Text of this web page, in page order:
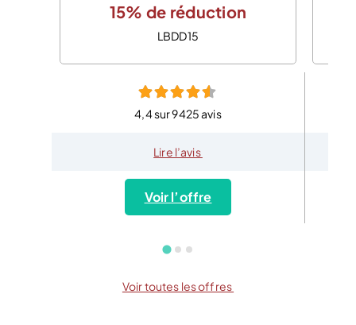
15% de réduction
LBDD15
4,4 sur 9425 avis
Lire l’avis
Voir l’offre
Voir toutes les offres